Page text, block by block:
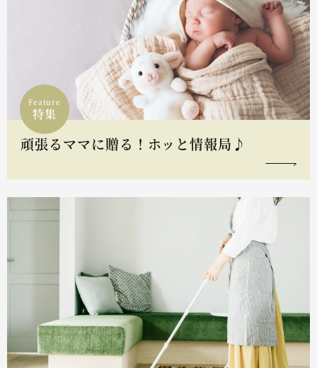
Feature
特集
頑張るママに贈る！ホッと情報局♪